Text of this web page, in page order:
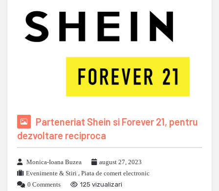
Parteneriat Shein si Forever 21, pentru
dezvoltare reciproca
Monica-Ioana Buzea
august 27, 2023
Evenimente & Stiri , Piata de comert electronic
0 Comments
125 vizualizari